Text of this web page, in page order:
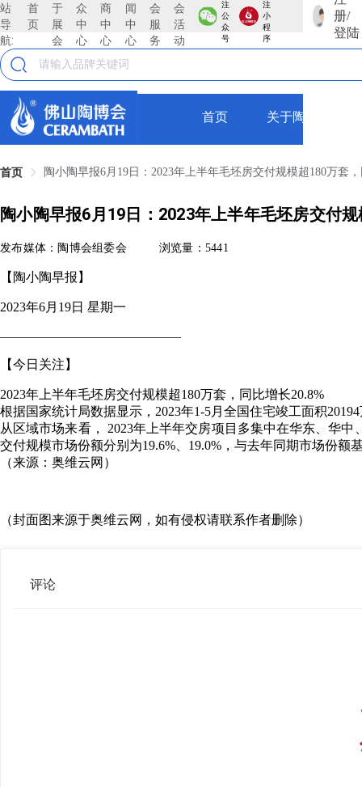
站
导
航:
首
页
于
展
会
众
中
心
商
中
心
闻
中
心
会
服
务
会
活
动
注
公
众
号
注
小
程
序
册/
登陆
首页 关于陶博会
首页 陶小陶早报6月19日：2023年上半年毛坯房交付规模超180万套
陶小陶早报6月19日：2023年上半年毛坯房交付
发布媒体：陶博会组委会 浏览量：5441
【陶小陶早报】
2023年6月19日 星期一
——————————————
【今日关注】
2023年上半年毛坯房交付规模超180万套，同比增长20.8%
根据国家统计局数据显示，2023年1-5月全国住宅竣工面积
从区域市场来看， 2023年上半年交房项目多集中在华东、华
交付规模市场份额分别为19.6%、19.0%，与去年同期市场份额
（来源：奥维云网）
（封面图来源于奥维云网，如有侵权请联系作者删除）
评论